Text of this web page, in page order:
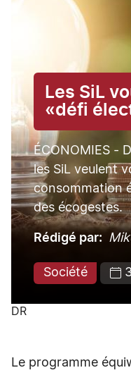
Les SiL
«défi
ÉCONOMIES -
les SiL veulent
consommation
des écogestes.
Rédigé par
Société
DR
Le programme